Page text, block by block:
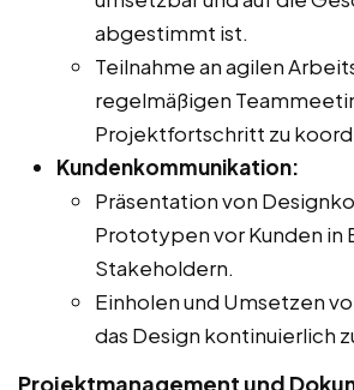
abgestimmt ist.
Teilnahme an agilen
regelmäßigen
Projektfortschritt zu
Kundenkommunikation:
Präsentation von
Prototypen vor Kunden in
Stakeholdern.
Einholen und Umsetzen
das Design kontinuierlich
Projektmanagement und